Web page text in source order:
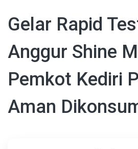
Gelar Rapid
Anggur Shine
Pemkot Kediri
Aman